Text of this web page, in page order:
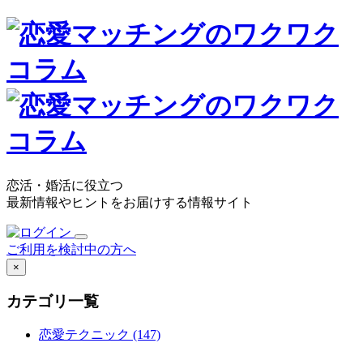
恋活・婚活に役立つ
最新情報やヒントをお届けする情報サイト
ご利用を検討中の方へ
×
カテゴリ一覧
恋愛テクニック (147)